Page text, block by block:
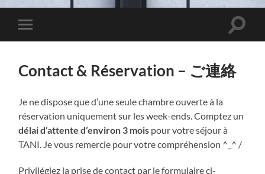
Toggle
mobile
Toggle
Contact & Réservation – ご連絡
Je ne dispose que d’une seule chambre ouverte à la
réservation uniquement sur les week-ends. Comptez un
délai d’attente d’environ 3 mois pour votre séjour à
TANI. Je vous remercie pour votre compréhension ^_^ /
Privilégiez la prise de contact par le formulaire ci-